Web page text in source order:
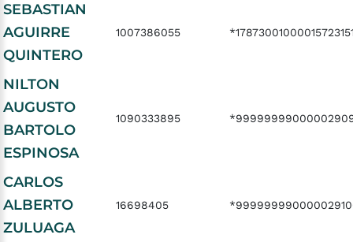
SEBASTIAN
AGUIRRE
QUINTERO
1007386055
NILTON
AUGUSTO
BARTOLO
ESPINOSA
1090333895
CARLOS
ALBERTO
ZULUAGA
16698405